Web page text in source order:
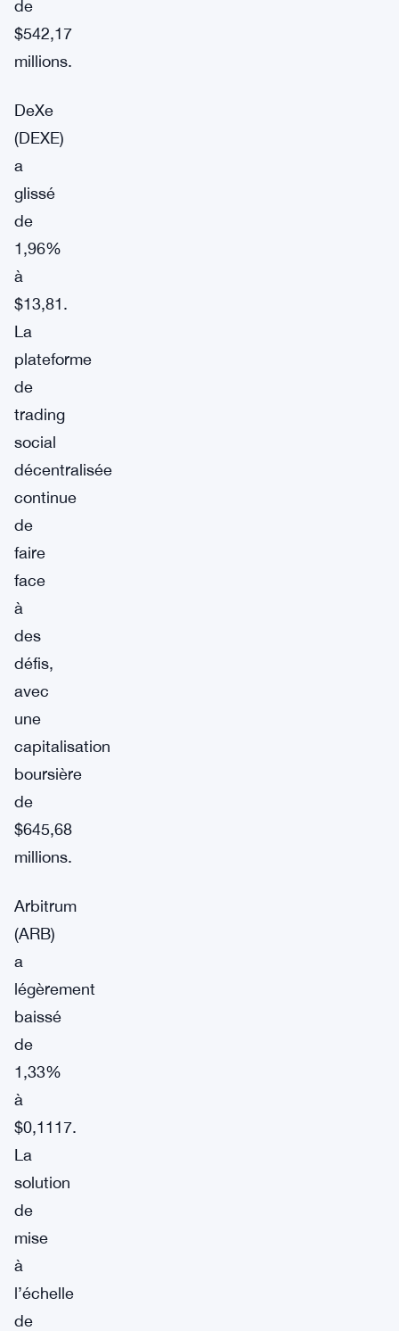
de
$542,17
millions.
DeXe
(DEXE)
a
glissé
de
1,96%
à
$13,81.
La
plateforme
de
trading
social
décentralisée
continue
de
faire
face
à
des
défis,
avec
une
capitalisation
boursière
de
$645,68
millions.
Arbitrum
(ARB)
a
légèrement
baissé
de
1,33%
à
$0,1117.
La
solution
de
mise
à
l’échelle
de